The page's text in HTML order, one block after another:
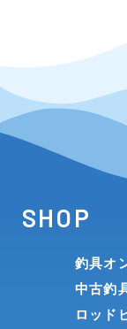
SHOP
釣具オ
中古釣
ロッド